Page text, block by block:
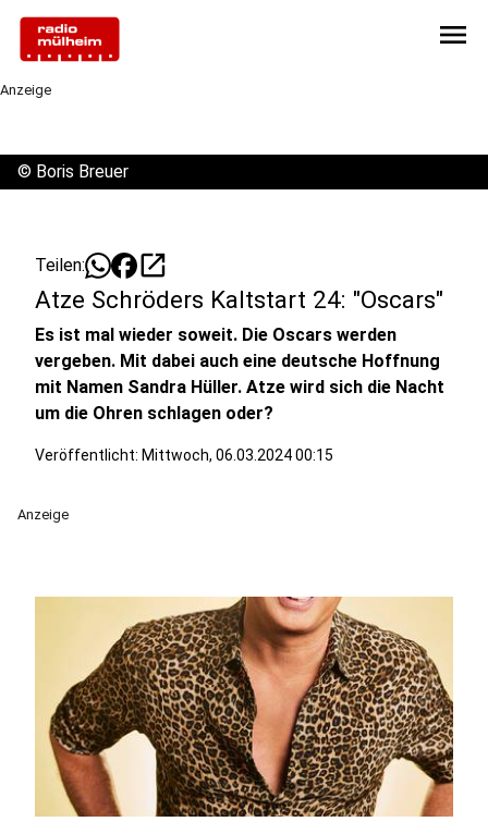
menu
Anzeige
© Boris Breuer
Teilen: open_in_new
Atze Schröders Kaltstart 24: "Oscars"
Es ist mal wieder soweit. Die Oscars werden
vergeben. Mit dabei auch eine deutsche Hoffnung
mit Namen Sandra Hüller. Atze wird sich die Nacht
um die Ohren schlagen oder?
Veröffentlicht: Mittwoch, 06.03.2024 00:15
Anzeige